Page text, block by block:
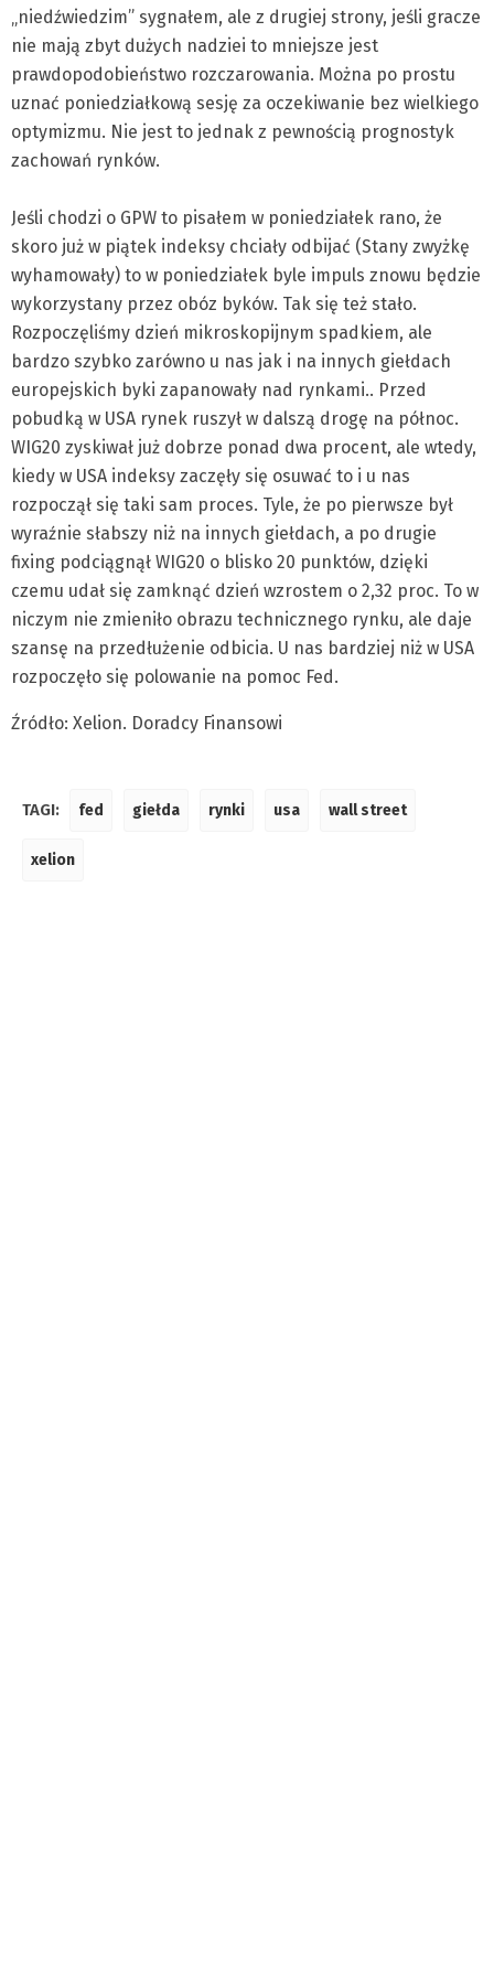
„niedźwiedzim” sygnałem, ale z drugiej strony, jeśli gracze
nie mają zbyt dużych nadziei to mniejsze jest
prawdopodobieństwo rozczarowania. Można po prostu
uznać poniedziałkową sesję za oczekiwanie bez wielkiego
optymizmu. Nie jest to jednak z pewnością prognostyk
zachowań rynków.
Jeśli chodzi o GPW to pisałem w poniedziałek rano, że
skoro już w piątek indeksy chciały odbijać (Stany zwyżkę
wyhamowały) to w poniedziałek byle impuls znowu będzie
wykorzystany przez obóz byków. Tak się też stało.
Rozpoczęliśmy dzień mikroskopijnym spadkiem, ale
bardzo szybko zarówno u nas jak i na innych giełdach
europejskich byki zapanowały nad rynkami.. Przed
pobudką w USA rynek ruszył w dalszą drogę na północ.
WIG20 zyskiwał już dobrze ponad dwa procent, ale wtedy,
kiedy w USA indeksy zaczęły się osuwać to i u nas
rozpoczął się taki sam proces. Tyle, że po pierwsze był
wyraźnie słabszy niż na innych giełdach, a po drugie
fixing podciągnął WIG20 o blisko 20 punktów, dzięki
czemu udał się zamknąć dzień wzrostem o 2,32 proc. To w
niczym nie zmieniło obrazu technicznego rynku, ale daje
szansę na przedłużenie odbicia. U nas bardziej niż w USA
rozpoczęło się polowanie na pomoc Fed.
Źródło: Xelion. Doradcy Finansowi
TAGI: fed giełda rynki usa wall street
xelion